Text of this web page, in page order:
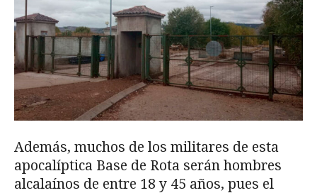
Además, muchos de los militares de esta
apocalíptica Base de Rota serán hombres
alcalaínos de entre 18 y 45 años, pues el